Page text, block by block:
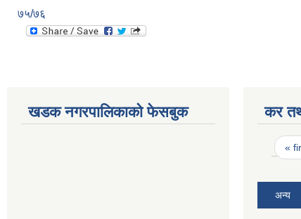
७५/७६
खडक नगरपालिकाको फेसबुक कर
«
अन्य